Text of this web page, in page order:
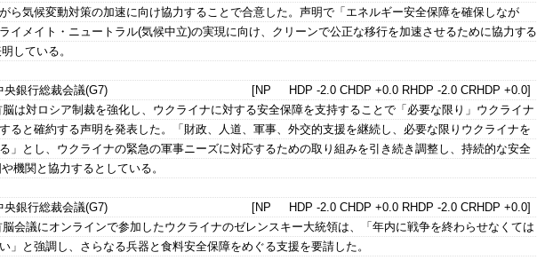
ら気候変動対策の加速に向け協力することで合意した。声明で「エネルギー安全保障を確保しなが
イメイト・ニュートラル(気候中立)の実現に向け、クリーンで公正な移行を加速させるために協力する
している。
銀行総裁会議(G7)
[NP HDP -2.0 CHDP +0.0 RHDP -2.0 CRHDP +0.0]
脳は対ロシア制裁を強化し、ウクライナに対する安全保障を支持することで「必要な限り」ウクライナ
ると確約する声明を発表した。「財政、人道、軍事、外交的支援を継続し、必要な限りウクライナを
」とし、ウクライナの緊急の軍事ニーズに対応するための取り組みを引き続き調整し、持続的な安全
機関と協力するとしている。
銀行総裁会議(G7)
[NP HDP -2.0 CHDP +0.0 RHDP -2.0 CRHDP +0.0]
脳会議にオンラインで参加したウクライナのゼレンスキー大統領は、「年内に戦争を終わらせなくては
」と強調し、さらなる兵器と食料安全保障をめぐる支援を要請した。